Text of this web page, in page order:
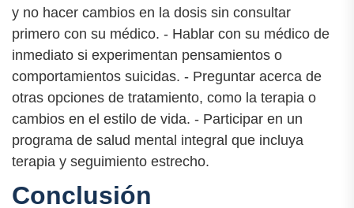
y no hacer cambios en la dosis sin consultar
primero con su médico. - Hablar con su médico de
inmediato si experimentan pensamientos o
comportamientos suicidas. - Preguntar acerca de
otras opciones de tratamiento, como la terapia o
cambios en el estilo de vida. - Participar en un
programa de salud mental integral que incluya
terapia y seguimiento estrecho.
Conclusión